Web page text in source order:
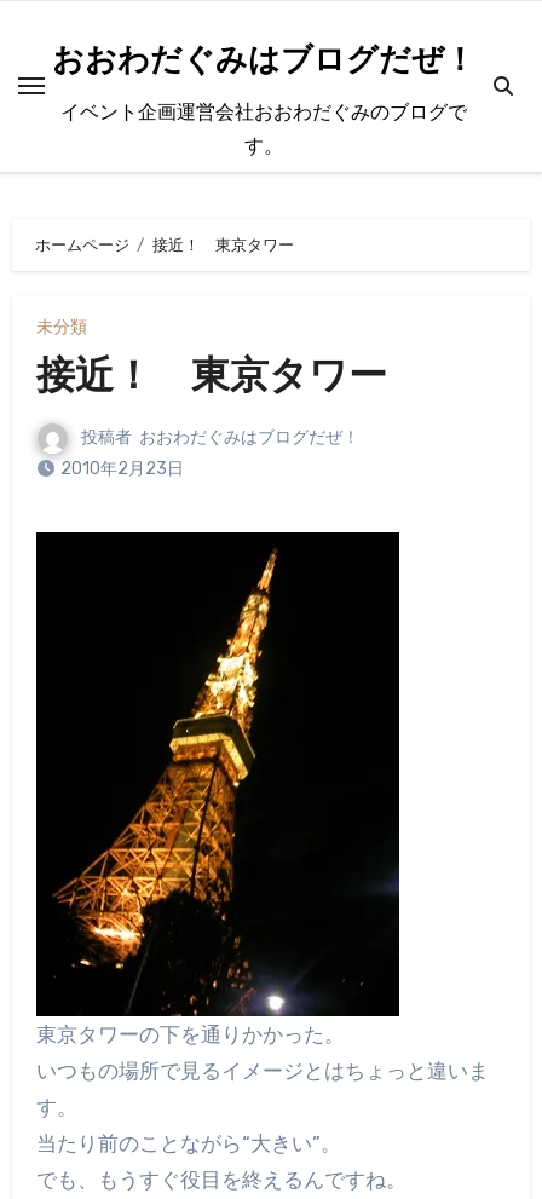
おおわだぐみはブログだぜ！
イベント企画運営会社おおわだぐみのブログで
す。
ホームページ 接近！ 東京タワー
未分類
接近！ 東京タワー
投稿者 おおわだぐみはブログだぜ！
2010年2月23日
東京タワーの下を通りかかった。
いつもの場所で見るイメージとはちょっと違いま
す。
当たり前のことながら“大きい”。
でも、もうすぐ役目を終えるんですね。